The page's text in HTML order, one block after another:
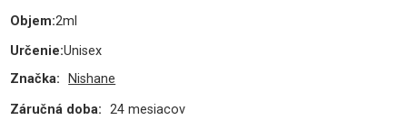
Objem:2ml
Určenie:Unisex
Značka:
Nishane
Záručná doba: 24 mesiacov